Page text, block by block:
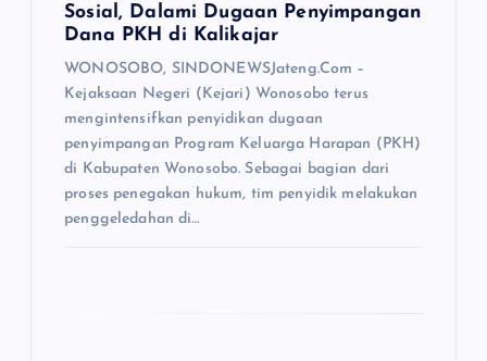
Sosial, Dalami Dugaan Penyimpangan
Dana PKH di Kalikajar
WONOSOBO, SINDONEWSJateng.Com –
Kejaksaan Negeri (Kejari) Wonosobo terus
mengintensifkan penyidikan dugaan
penyimpangan Program Keluarga Harapan (PKH)
di Kabupaten Wonosobo. Sebagai bagian dari
proses penegakan hukum, tim penyidik melakukan
penggeledahan di…